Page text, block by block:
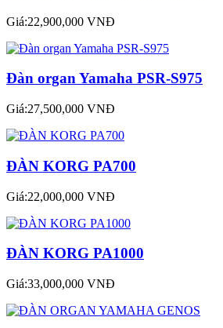
Giá:22,900,000 VNĐ
Đàn organ Yamaha PSR-S975
Giá:27,500,000 VNĐ
ĐÀN KORG PA700
Giá:22,000,000 VNĐ
ĐÀN KORG PA1000
Giá:33,000,000 VNĐ